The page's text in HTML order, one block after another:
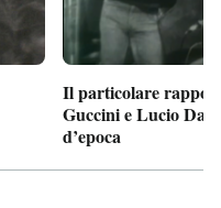
Il particolare
Guccini e Lucio
d’epoca